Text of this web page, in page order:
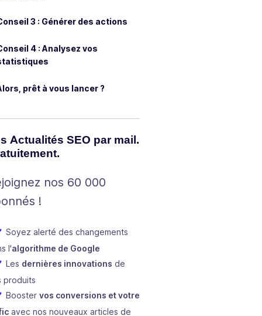
3 : Générer des actions
4 : Analysez vos
prêt à vous lancer ?
Actualités SEO par mail.
nos 60 000
!
Soyez alerté des changements
l'algorithme de Google
Les dernières innovations de
produits
Booster vos conversions et votre
avec nos nouveaux articles de